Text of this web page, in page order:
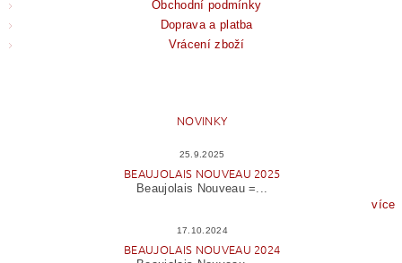
Obchodní podmínky
Doprava a platba
Vrácení zboží
NOVINKY
25.9.2025
BEAUJOLAIS NOUVEAU 2025
Beaujolais Nouveau =...
více
17.10.2024
BEAUJOLAIS NOUVEAU 2024